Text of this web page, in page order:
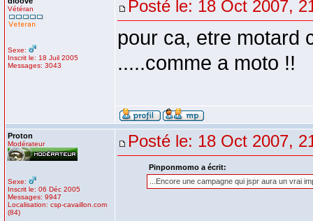
Vétéran
Sexe:
Inscrit le: 18 Juil 2005
Messages: 3043
Posté le: 18 Oct 2007,
pour ca, etre motard
.....comme a moto !!
Proton
Modérateur
Sexe:
Inscrit le: 06 Déc 2005
Messages: 9947
Localisation: csp-cavaillon.com
(84)
Posté le: 18 Oct 2007,
Pinponmomo a écrit:
...Encore une campagne qui jspr aura un vrai